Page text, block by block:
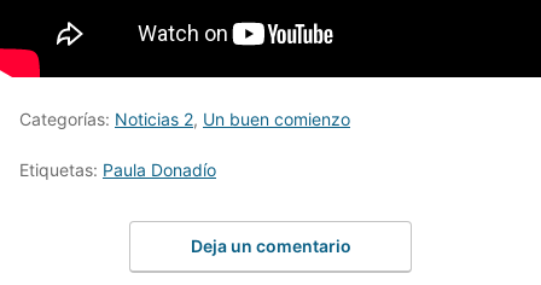
Categorías: Noticias 2, Un buen comienzo
Etiquetas: Paula Donadío
Deja un comentario